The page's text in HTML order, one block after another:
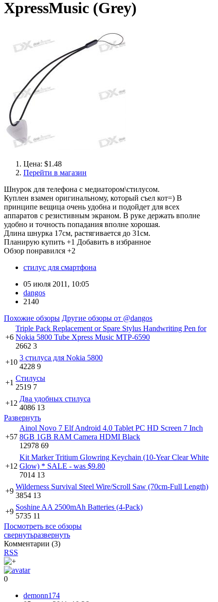
XpressMusic (Grey)
Цена: $1.48
Перейти в магазин
Шнурок для телефона с медиатором\стилусом.
Куплен взамен оригинальному, который съел кот=) В
принципе вещица очень удобна и подойдет для всех
аппаратов с резистивным экраном. В руке держать вполне
удобно и точность попадания вполне хорошая.
Длина шнурка 17см, растягивается до 31см.
Планирую купить +1 Добавить в избранное
Обзор понравился +2
стилус для смартфона
05 июля 2011, 10:05
dangos
2140
Похожие обзоры Другие обзоры от @dangos
+6
Triple Pack Replacement or Spare Stylus Handwriting Pen for
Nokia 5800 Tube Xpress Music MTP-6590
2662 3
+10
3 стилуса для Nokia 5800
4228 9
+1
Стилусы
2519 7
+12
Два удобных стилуса
4086 13
Развернуть
+57
Ainol Novo 7 Elf Android 4.0 Tablet PC HD Screen 7 Inch
8GB 1GB RAM Camera HDMI Black
12978 69
+12
Kit Marker Tritium Glowring Keychain (10-Year Clear White
Glow) * SALE - was $9.80
7014 13
+9
Wilderness Survival Steel Wire/Scroll Saw (70cm-Full Length)
3854 13
+9
Soshine AA 2500mAh Batteries (4-Pack)
5735 11
Посмотреть все обзоры
свернутьразвернуть
Комментарии (3)
RSS
0
demonn174